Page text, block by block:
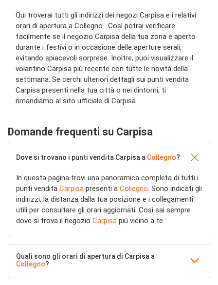
Qui troverai tutti gli indirizzi dei negozi Carpisa e i relativi
orari di apertura a Collegno . Così potrai verificare
facilmente se il negozio Carpisa della tua zona è aperto
durante i festivi o in occasione delle aperture serali,
evitando spiacevoli sorprese. Inoltre, puoi visualizzare il
volantino Carpisa più recente con tutte le novità della
settimana. Se cerchi ulteriori dettagli sui punti vendita
Carpisa presenti nella tua città o nei dintorni, ti
rimandiamo al sito ufficiale di Carpisa.
Domande frequenti su Carpisa
Dove si trovano i punti vendita Carpisa a Collegno?
In questa pagina trovi una panoramica completa di tutti i
punti vendita Carpisa presenti a Collegno. Sono indicati gli
indirizzi, la distanza dalla tua posizione e i collegamenti
utili per consultare gli orari aggiornati. Così sai sempre
dove si trova il negozio Carpisa più vicino a te.
Quali sono gli orari di apertura di Carpisa a
Collegno?